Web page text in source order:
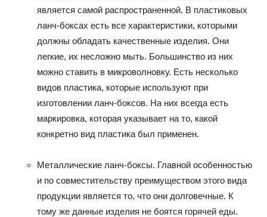
является самой распространенной. В пластиковых
ланч-боксах есть все характеристики, которыми
должны обладать качественные изделия. Они
легкие, их несложно мыть. Большинство из них
можно ставить в микроволновку. Есть несколько
видов пластика, которые используют при
изготовлении ланч-боксов. На них всегда есть
маркировка, которая указывает на то, какой
конкретно вид пластика был применен.
Металлические ланч-боксы. Главной особенностью
и по совместительству преимуществом этого вида
продукции является то, что они долговечные. К
тому же данные изделия не боятся горячей еды.